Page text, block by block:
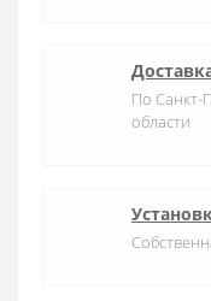
По Санкт-
области